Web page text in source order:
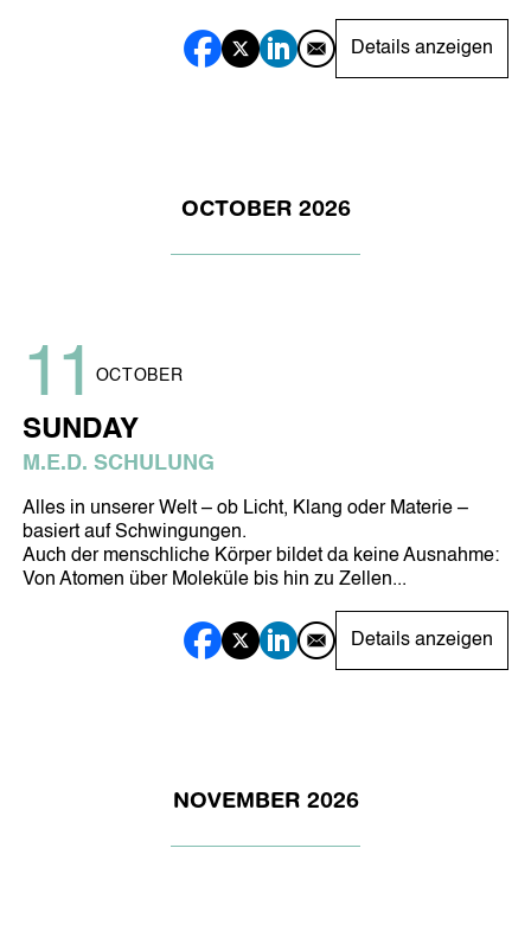
GESICHTSPFLEGE KÖRPERPFLEGE
WEITERE PRODUKTE
ÄRZTE & THERAPEUTEN
Symbio-Harmonizer M.E.D.
Symbio-Harmonizer Tube
Blogbeiträge
Team
Job
Details anzeigen
OCTOBER 2026
11 OCTOBER
SUNDAY
M.E.D. SCHULUNG
Alles in unserer Welt – ob Licht, Klang oder Materie –
basiert auf Schwingungen.
Auch der menschliche Körper bildet da keine Ausnahme:
Von Atomen über Moleküle bis hin zu Zellen...
Details anzeigen
NOVEMBER 2026